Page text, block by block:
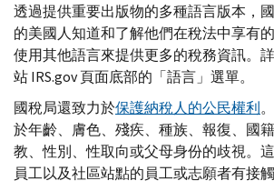
透過提供重要出版物的多種語言版本，
的美國人知道和了解他們在稅法中享有
使用其他語言來提供更多的稅務資訊。
站IRS.gov頁面底部的「語言」選單。
國稅局還致力於保護納稅人的公民權利
於年齡、膚色、殘疾、種族、報復、國
教、性別、性取向或父母身份的歧視。
員工以及社區站點的員工或志願者有接觸